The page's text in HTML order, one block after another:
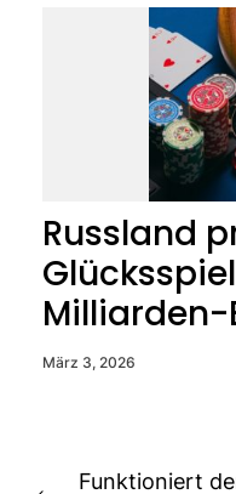
Russland
März 3, 2026
Funktioniert